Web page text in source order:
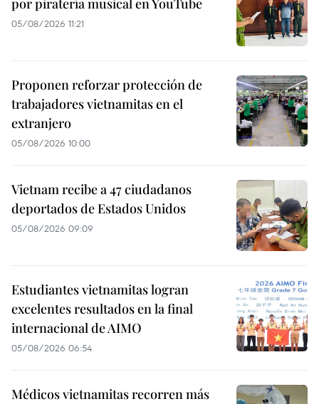
por piratería musical en YouTube
05/08/2026 11:21
Proponen reforzar protección de
trabajadores vietnamitas en el
extranjero
05/08/2026 10:00
Vietnam recibe a 47 ciudadanos
deportados de Estados Unidos
05/08/2026 09:09
Estudiantes vietnamitas logran
excelentes resultados en la final
internacional de AIMO
05/08/2026 06:54
Médicos vietnamitas recorren más